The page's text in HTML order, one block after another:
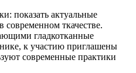
показать актуальные
ткачестве.
гладкотканные
к участию приглашены
современные практики